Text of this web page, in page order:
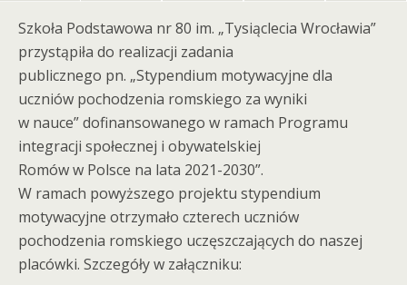
Szkoła Podstawowa nr 80 im. „Tysiąclecia Wrocławia”
przystąpiła do realizacji zadania
publicznego pn. „Stypendium motywacyjne dla
uczniów pochodzenia romskiego za wyniki
w nauce” dofinansowanego w ramach Programu
integracji społecznej i obywatelskiej
Romów w Polsce na lata 2021-2030”.
W ramach powyższego projektu stypendium
motywacyjne otrzymało czterech uczniów
pochodzenia romskiego uczęszczających do naszej
placówki. Szczegóły w załączniku: